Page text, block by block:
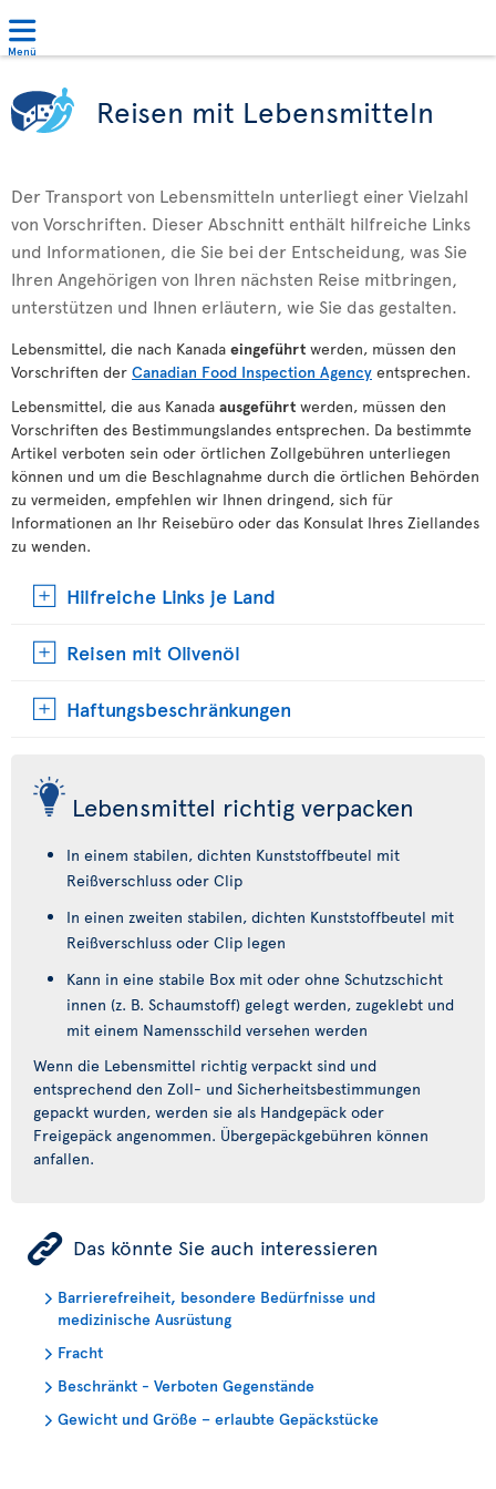
Menü
Reisen mit Lebensmitteln
Der Transport von Lebensmitteln unterliegt einer Vielzahl
von Vorschriften. Dieser Abschnitt enthält hilfreiche Links
und Informationen, die Sie bei der Entscheidung, was Sie
Ihren Angehörigen von Ihren nächsten Reise mitbringen,
unterstützen und Ihnen erläutern, wie Sie das gestalten.
Lebensmittel, die nach Kanada eingeführt werden, müssen den
Vorschriften der Canadian Food Inspection Agency entsprechen.
Lebensmittel, die aus Kanada ausgeführt werden, müssen den
Vorschriften des Bestimmungslandes entsprechen. Da bestimmte
Artikel verboten sein oder örtlichen Zollgebühren unterliegen
können und um die Beschlagnahme durch die örtlichen Behörden
zu vermeiden, empfehlen wir Ihnen dringend, sich für
Informationen an Ihr Reisebüro oder das Konsulat Ihres Ziellandes
zu wenden.
Hilfreiche Links je Land
Reisen mit Olivenöl
Haftungsbeschränkungen
Lebensmittel richtig verpacken
In einem stabilen, dichten Kunststoffbeutel mit
Reißverschluss oder Clip
In einen zweiten stabilen, dichten Kunststoffbeutel mit
Reißverschluss oder Clip legen
Kann in eine stabile Box mit oder ohne Schutzschicht
innen (z. B. Schaumstoff) gelegt werden, zugeklebt und
mit einem Namensschild versehen werden
Wenn die Lebensmittel richtig verpackt sind und
entsprechend den Zoll- und Sicherheitsbestimmungen
gepackt wurden, werden sie als Handgepäck oder
Freigepäck angenommen. Übergepäckgebühren können
anfallen.
ÿ Das könnte Sie auch interessieren
Barrierefreiheit, besondere Bedürfnisse und
medizinische Ausrüstung
Fracht
Beschränkt - Verboten Gegenstände
Gewicht und Größe – erlaubte Gepäckstücke